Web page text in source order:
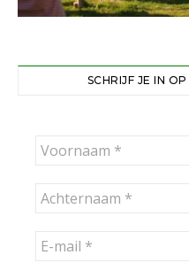
SCHRIJF JE IN